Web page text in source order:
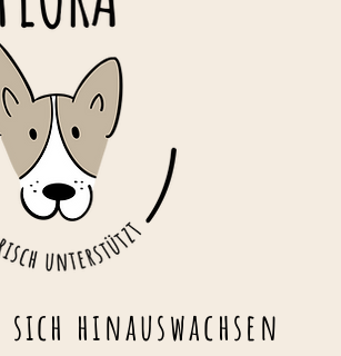
sich hinauswachsen